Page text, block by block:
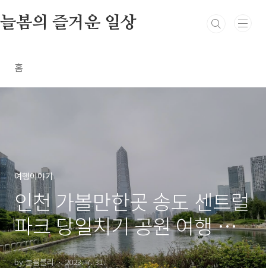
늘봄의 즐거운 일상
홈
여행이야기
인천 가볼만한곳 송도 센트럴
파크 당일치기 공원 여행 문
보트
by 늘봄블리 2023. 7. 31.